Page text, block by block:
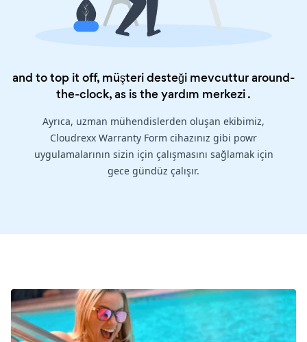
and to top it off, müşteri desteği mevcuttur around-
the-clock, as is theyardım merkezi.
Ayrıca, uzman mühendislerden oluşan ekibimiz,
Cloudrexx Warranty Form cihazınız gibi powr
uygulamalarının sizin için çalışmasını sağlamak için
gece gündüz çalışır.